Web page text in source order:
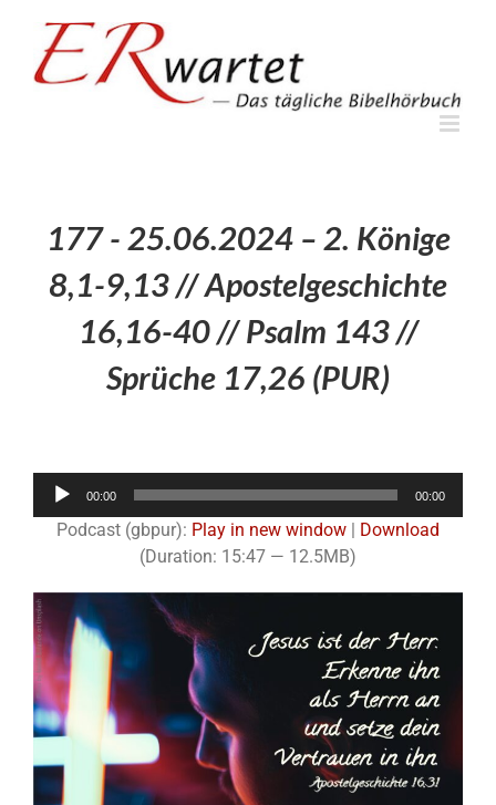
springen
177 - 25.06.2024 – 2. Könige
8,1-9,13 // Apostelgeschichte
16,16-40 // Psalm 143 //
Sprüche 17,26 (PUR)
Audio-
00:00 00:00
Podcast (gbpur): Play in new window
Download
(Duration: 15:47 — 12.5MB)